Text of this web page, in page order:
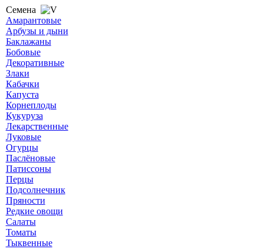
Семена
Амарантовые
Арбузы и дыни
Баклажаны
Бобовые
Декоративные
Злаки
Кабачки
Капуста
Корнеплоды
Кукуруза
Лекарственные
Луковые
Огурцы
Паслёновые
Патиссоны
Перцы
Подсолнечник
Пряности
Редкие овощи
Салаты
Томаты
Тыквенные